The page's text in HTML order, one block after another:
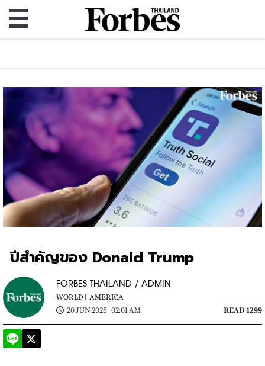
ปีสําคัญของ Donald Trump
FORBES THAILAND / ADMIN
WORLD | AMERICA
20 JUN 2025 | 02:01 AM
READ 1299